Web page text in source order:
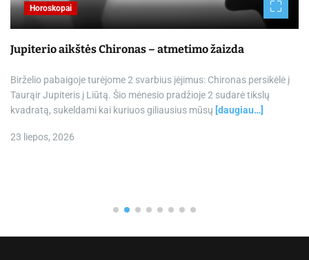
Horoskopai
Jupiterio aikštės Chironas – atmetimo žaizda
Birželio pabaigoje turėjome 2 svarbius įėjimus: Chironas persikėlė į
Taurąir Jupiteris į Liūtą. Šio mėnesio pradžioje 2 sudarė tikslų
kvadratą, sukeldami kai kuriuos giliausius mūsų [daugiau…]
23 liepos, 2026